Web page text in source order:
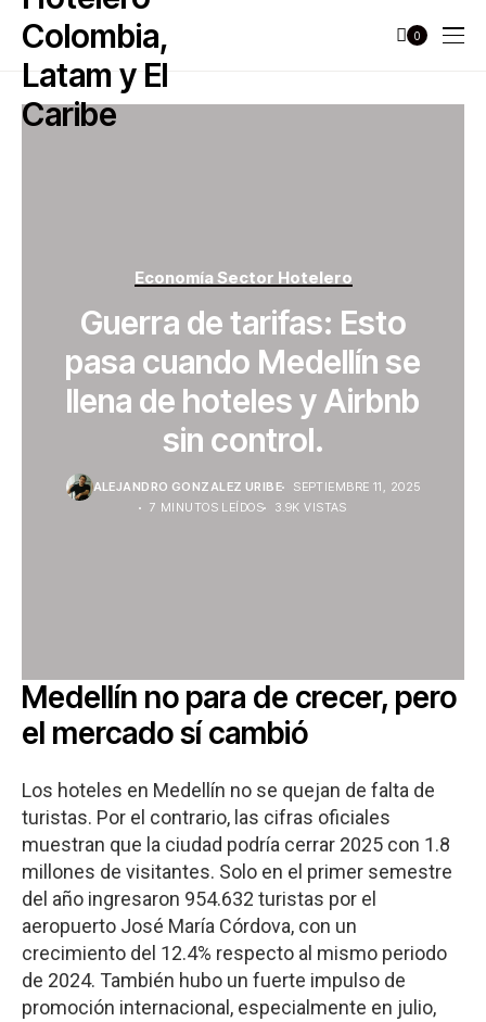
0
Economía Sector Hotelero
Guerra de tarifas: Esto
pasa cuando Medellín se
llena de hoteles y Airbnb
sin control.
ALEJANDRO GONZALEZ URIBE
SEPTIEMBRE 11, 2025
7 MINUTOS LEÍDOS
3.9K VISTAS
Medellín no para de crecer, pero
el mercado sí cambió
Los hoteles en Medellín no se quejan de falta de
turistas. Por el contrario, las cifras oficiales
muestran que la ciudad podría cerrar 2025 con 1.8
millones de visitantes. Solo en el primer semestre
del año ingresaron 954.632 turistas por el
aeropuerto José María Córdova, con un
crecimiento del 12.4% respecto al mismo periodo
de 2024. También hubo un fuerte impulso de
promoción internacional, especialmente en julio,